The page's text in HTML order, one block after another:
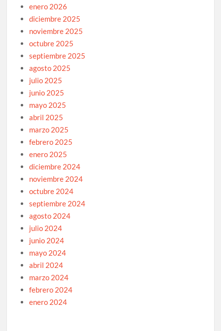
enero 2026
diciembre 2025
noviembre 2025
octubre 2025
septiembre 2025
agosto 2025
julio 2025
junio 2025
mayo 2025
abril 2025
marzo 2025
febrero 2025
enero 2025
diciembre 2024
noviembre 2024
octubre 2024
septiembre 2024
agosto 2024
julio 2024
junio 2024
mayo 2024
abril 2024
marzo 2024
febrero 2024
enero 2024